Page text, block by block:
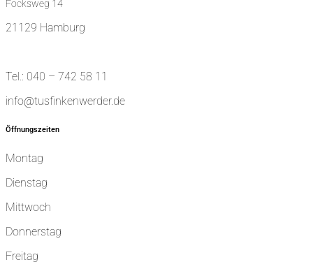
Focksweg 14
21129 Hamburg
Tel.: 040 – 742 58 11
info@tusfinkenwerder.de
Öffnungszeiten
Montag
Dienstag
Mittwoch
Donnerstag
Freitag